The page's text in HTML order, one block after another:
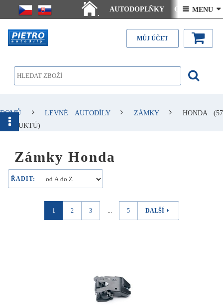
.
AUTODOPLŇKY Ceny doručení
Články - návody Kontakt
 MENU 
MŮJ ÚČET
DOMŮ LEVNÉ AUTODÍLY ZÁMKY HONDA(57
PRODUKTŮ)
Zámky Honda
ŘADIT:
1 2 3 ... 5 DALŠÍ